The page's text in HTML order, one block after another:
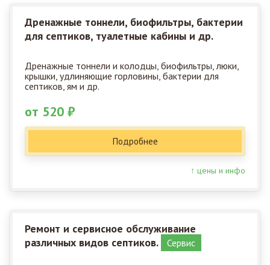
Дренажные тоннели, биофильтры, бактерии
для септиков, туалетные кабины и др.
Дренажные тоннели и колодцы, биофильтры, люки,
крышки, удлиняющие горловины, бактерии для
септиков, ям и др.
от 520 ₽
Подробнее
↑ цены и инфо
Ремонт и сервисное обслуживание
различных видов септиков.
Сервис